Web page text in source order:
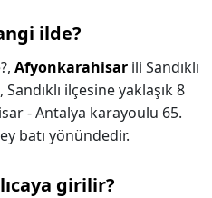
ilde?
Afyonkarahisar ili Sandıklı
ilçesine yaklaşık 8
- Antalya karayoulu 65.
batı yönündedir.
girilir?